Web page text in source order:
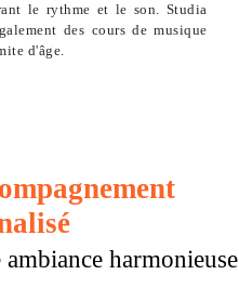
le rythme et le son. Studia
des cours de musique
d'âge.
ambiance harmonieuse